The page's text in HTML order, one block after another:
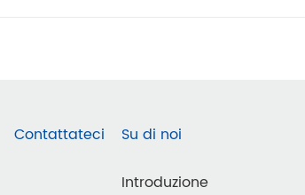
Contattateci Su di noi
Introduzione